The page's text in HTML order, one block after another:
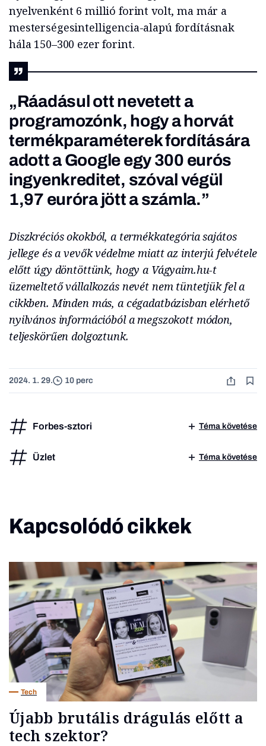
nyelvenként 6 millió forint volt, ma már a
mesterségesintelligencia-alapú fordításnak
hála 150–300 ezer forint.
„Ráadásul ott nevetett a
programozónk, hogy a horvát
termékparaméterek fordítására
adott a Google egy 300 eurós
ingyenkreditet, szóval végül
1,97 euróra jött a számla.”
Diszkréciós okokból, a termékkategória sajátos
jellege és a vevők védelme miatt az interjú felvétele
előtt úgy döntöttünk, hogy a Vágyaim.hu-t
üzemeltető vállalkozás nevét nem tüntetjük fel a
cikkben. Minden más, a cégadatbázisban elérhető
nyilvános információból a megszokott módon,
teljeskörűen dolgoztunk.
2024. 1. 29. 10 perc
Forbes-sztori Téma követése
Üzlet Téma követése
Kapcsolódó cikkek
Tech
Újabb brutális drágulás előtt a
tech szektor?